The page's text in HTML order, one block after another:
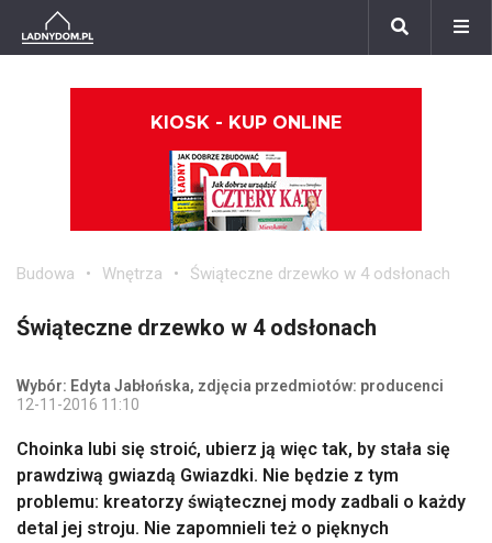
KIOSK - KUP ONLINE
Budowa Wnętrza Świąteczne drzewko w 4 odsłonach
Świąteczne drzewko w 4 odsłonach
Wybór: Edyta Jabłońska, zdjęcia przedmiotów: producenci
12-11-2016 11:10
Choinka lubi się stroić, ubierz ją więc tak, by stała się
prawdziwą gwiazdą Gwiazdki. Nie będzie z tym
problemu: kreatorzy świątecznej mody zadbali o każdy
detal jej stroju. Nie zapomnieli też o pięknych